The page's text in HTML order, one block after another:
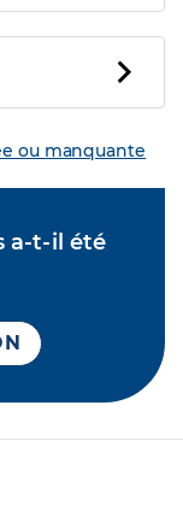
ou manquante
a-t-il été